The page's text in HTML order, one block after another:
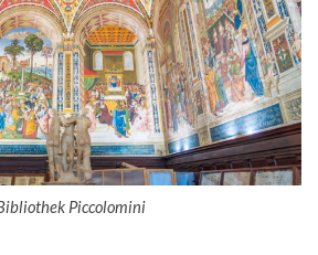
Piccolomini